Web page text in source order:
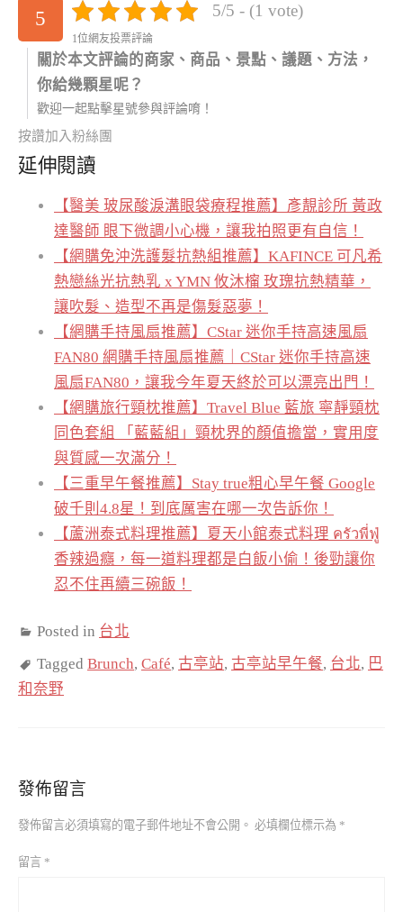
5 5/5 - (1 vote)
1位網友投票評論
關於本文評論的商家、商品、景點、議題、方法，
你給幾顆星呢？
歡迎一起點擊星號參與評論唷！
按讚加入粉絲團
延伸閱讀
【醫美 玻尿酸淚溝眼袋療程推薦】彥靚診所 黃政
達醫師 眼下微調小心機，讓我拍照更有自信！
【網購免沖洗護髮抗熱組推薦】KAFINCE 可凡希
熱戀絲光抗熱乳 x YMN 攸沐橣 玫瑰抗熱精華，
讓吹髮、造型不再是傷髮惡夢！
【網購手持風扇推薦】CStar 迷你手持高速風扇
FAN80 網購手持風扇推薦｜CStar 迷你手持高速
風扇FAN80，讓我今年夏天終於可以漂亮出門！
【網購旅行頸枕推薦】Travel Blue 藍旅 寧靜頸枕
同色套組 「藍藍組」頸枕界的顏值擔當，實用度
與質感一次滿分！
【三重早午餐推薦】Stay true粗心早午餐 Google
破千則4.8星！到底厲害在哪一次告訴你！
【蘆洲泰式料理推薦】夏天小館泰式料理 ครัวพี่ฟู่
香辣過癮，每一道料理都是白飯小偷！後勁讓你
忍不住再續三碗飯！
Posted in 台北
Tagged Brunch, Café, 古亭站, 古亭站早午餐, 台北, 巴
和奈野
發佈留言
發佈留言必須填寫的電子郵件地址不會公開。 必填欄位標示為 *
留言 *